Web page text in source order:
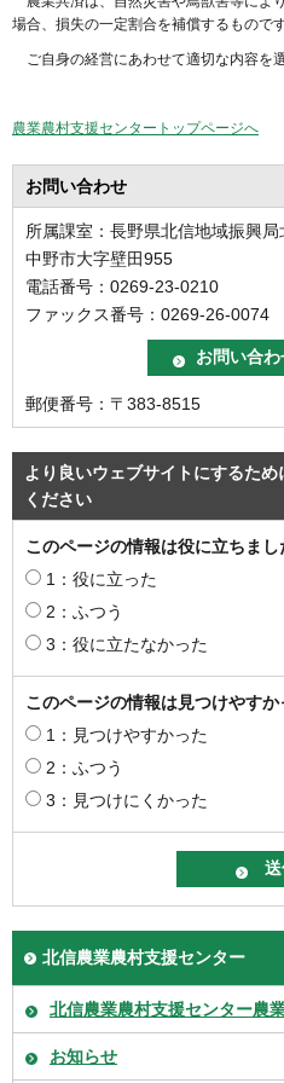
場合、損失の一定割合を補償するものです
ご自身の経営にあわせて適切な内容を
農業農村支援センタートップページへ
お問い合わせ
所属課室：長野県北信地域振興
中野市大字壁田955
電話番号：0269-23-0210
ファックス番号：0269-26-0074
郵便番号：〒383-8515
より良いウェブサイトにするた
ください
このページの情報は役に立ちまし
1：役に立った
2：ふつう
3：役に立たなかった
このページの情報は見つけやすか
1：見つけやすかった
2：ふつう
3：見つけにくかった
北信農業農村支援センター
北信農業農村支援センター農
お知らせ